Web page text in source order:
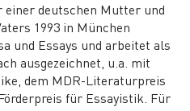
einer deutschen Mutter und
1993 in München
und Essays und arbeitet als
ausgezeichnet, u.a. mit
dem MDR-Literaturpreis
für Essayistik. Für